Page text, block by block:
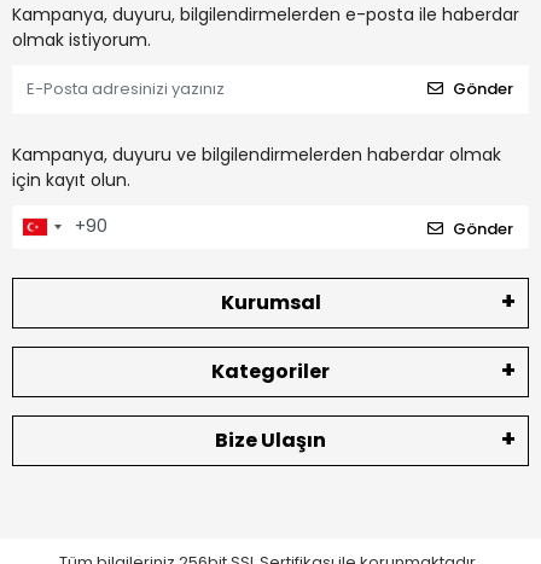
Kampanya, duyuru, bilgilendirmelerden e-posta ile haberdar
olmak istiyorum.
Gönder
Kampanya, duyuru ve bilgilendirmelerden haberdar olmak
için kayıt olun.
Gönder
Kurumsal
Kategoriler
Bize Ulaşın